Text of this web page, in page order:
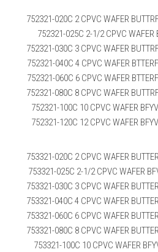
752321-020C 2 CPVC WAFER
752321-025C 2-1/2 CPVC WAFER
752321-030C 3 CPVC WAFER
752321-040C 4 CPVC WAFER
752321-060C 6 CPVC WAFER
752321-080C 8 CPVC WAFER
752321-100C 10 CPVC WAFER
752321-120C 12 CPVC WAFER
753321-020C 2 CPVC WAFER
753321-025C 2-1/2 CPVC WAFER
753321-030C 3 CPVC WAFER
753321-040C 4 CPVC WAFER
753321-060C 6 CPVC WAFER
753321-080C 8 CPVC WAFER
753321-100C 10 CPVC WAFER